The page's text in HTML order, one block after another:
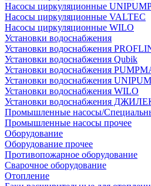
Насосы циркуляционные
Насосы циркуляционные VALTEC
Насосы циркуляционные WILO
Установки водоснабжения
Установки водоснабжения
Установки водоснабжения Qubik
Установки водоснабжения
Установки водоснабжения
Установки водоснабжения WILO
Установки водоснабжения
Промышленные насосы/
Промышленные насосы прочее
Оборудование
Оборудование прочее
Противопожарное оборудование
Сварочное оборудование
Отопление